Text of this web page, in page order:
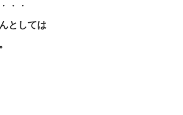
・・
としては